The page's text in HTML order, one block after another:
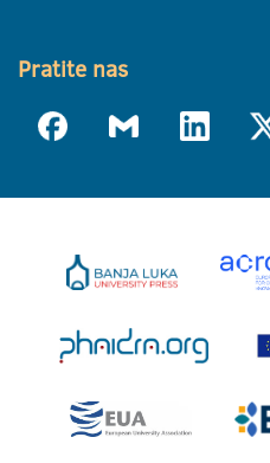
Pratite nas